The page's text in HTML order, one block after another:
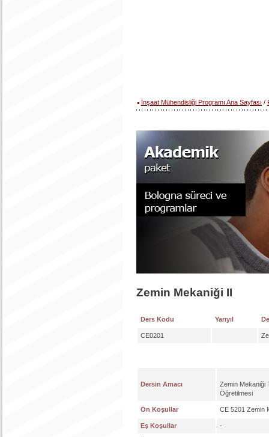
İnşaat Mühendisliği Programı Ana Sayfası /
Zemin Mekaniği II
Ders Kodu Yarıyıl
CE0201
Dersin Amacı
Zemin Mekaniği
Öğretilmesi
Ön Koşullar CE 5201 Zemin
Eş Koşullar -